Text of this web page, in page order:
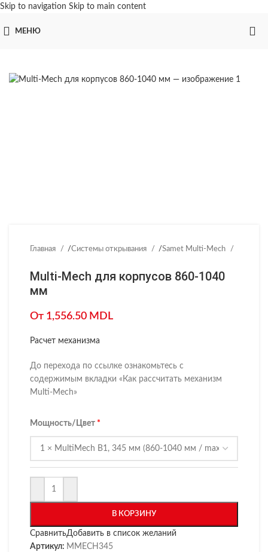
Skip to navigation Skip to main content
МЕНЮ
Главная /Системы открывания /Samet Multi-Mech
Multi-Mech для корпусов 860-1040
мм
От 1,556.50 MDL
Расчет механизма
До перехода по ссылке ознакомьтесь с
содержимым вкладки «Как рассчитать механизм
Multi-Mech»
Мощность/Цвет
В КОРЗИНУ
СравнитьДобавить в список желаний
Артикул: MMECH345